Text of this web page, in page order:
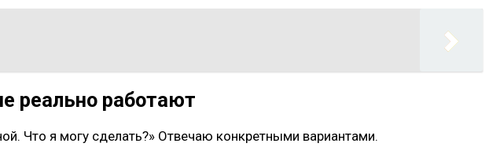
реально работают
Что я могу сделать?» Отвечаю конкретными вариантами.